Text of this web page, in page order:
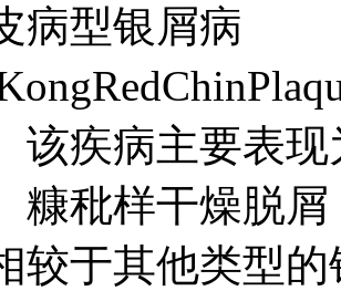
病型银屑病
该疾病主要表
糠秕样干燥脱
较于其他类型